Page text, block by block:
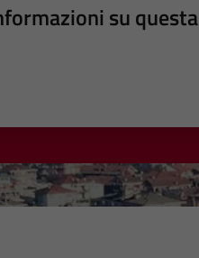
su questa